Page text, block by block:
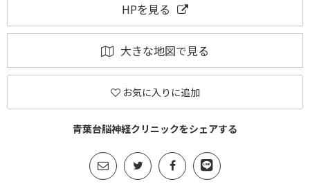
HPを見る
大きな地図で見る
お気に入りに追加
青葉台脳神経クリニックをシェアする